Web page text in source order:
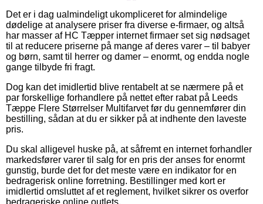
Det er i dag ualmindeligt ukompliceret for almindelige
dødelige at analysere priser fra diverse e-firmaer, og altså
har masser af HC Tæpper internet firmaer set sig nødsaget
til at reducere priserne på mange af deres varer – til babyer
og børn, samt til herrer og damer – enormt, og endda nogle
gange tilbyde fri fragt.
Dog kan det imidlertid blive rentabelt at se nærmere på et
par forskellige forhandlere på nettet efter rabat på Leeds
Tæppe Flere Størrelser Multifarvet før du gennemfører din
bestilling, sådan at du er sikker på at indhente den laveste
pris.
Du skal alligevel huske på, at såfremt en internet forhandler
markedsfører varer til salg for en pris der anses for enormt
gunstig, burde det for det meste være en indikator for en
bedragerisk online forretning. Bestillinger med kort er
imidlertid omsluttet af et reglement, hvilket sikrer os overfor
bedrageriske online outlets.